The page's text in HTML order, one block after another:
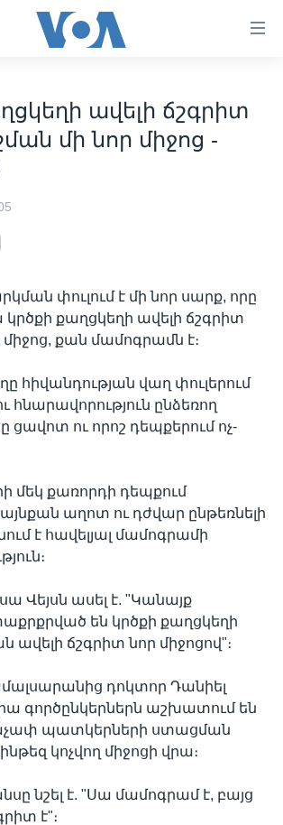
Ի ԿԱՆՈՆԱԴՐՈՒԹՅՈՒՆ
ՊԱՏԵՐԱԶՄ
ավելի ճշգրիտ
մի նոր միջոց -
փուլում է մի նոր սարք, որը
քաղցկեղի ավելի ճշգրիտ
քան մամոգրամն է։
հիվանդության վաղ փուլերում
հնարավորություն ընձեռող
ցավոտ ու որոշ դեպքերում ոչ-
մեկ քառորդի դեպքում
աղոտ ու դժվար ընթեռնելի
է հավելյալ մամոգրամի
Վեյսն ասել է. "Կանայք
են կրծքի քաղցկեղի
ավելի ճշգրիտ նոր միջոցով"։
դոկտոր Դանիել
գործընկերներն աշխատում են
պատկերների ստացման
կոչվող միջոցի վրա։
նշել է. "Սա մամոգրամ է, բայց
է"։